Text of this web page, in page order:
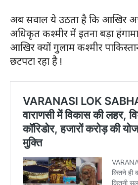
अब सवाल ये उठता है कि आखिर
अधिकृत कश्मीर में इतना बड़ा
आखिर क्यों गुलाम कश्मीर
छटपटा रहा है !